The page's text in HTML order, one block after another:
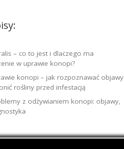
– co to jest i dlaczego ma
w uprawie konopi?
konopi – jak rozpoznawać objawy
rośliny przed infestacją
z odżywianiem konopi: objawy,